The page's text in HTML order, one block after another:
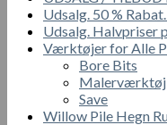
Udsalg. 50 %
Udsalg. Halvpriser
Værktøjer for Alle
Bore Bits
Malerværktøj
Save
Willow Pile Hegn